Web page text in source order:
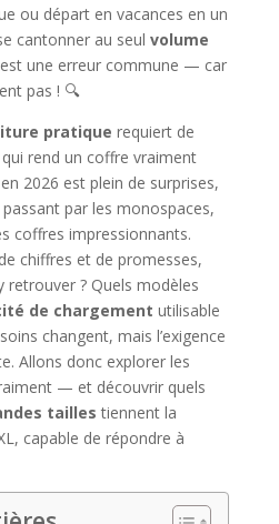
ou départ en vacances en un
cantonner au seul volume
une erreur commune — car
pas ! 🔍
pratique requiert de
rend un coffre vraiment
2026 est plein de surprises,
par les monospaces,
coffres impressionnants.
chiffres et de promesses,
retrouver ? Quels modèles
de chargement utilisable
changent, mais l’exigence
Allons donc explorer les
— et découvrir quels
tailles tiennent la
capable de répondre à